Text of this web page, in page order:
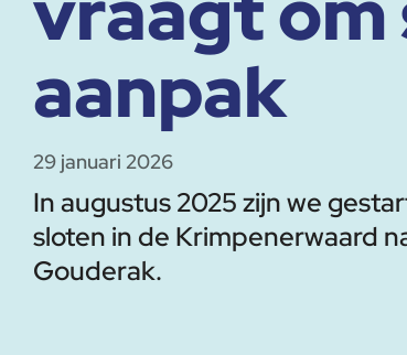
aanpak
29 januari 2026
In augustus 2025 zijn we
sloten in de Krimpenerwaard
Gouderak.